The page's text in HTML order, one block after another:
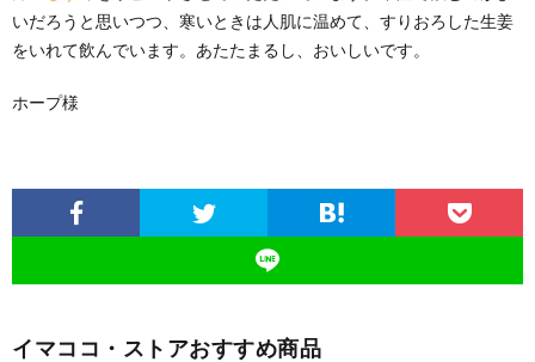
いだろうと思いつつ、寒いときは人肌に温めて、すりおろした生姜
をいれて飲んでいます。あたたまるし、おいしいです。
ホープ様
イマココ・ストアおすすめ商品